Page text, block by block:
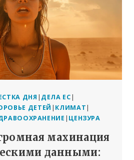
ДНЯ | ДЕЛА ЕС|
ДЕТЕЙ | КЛИМАТ|
| ЦЕНЗУРА
махинация
данными: